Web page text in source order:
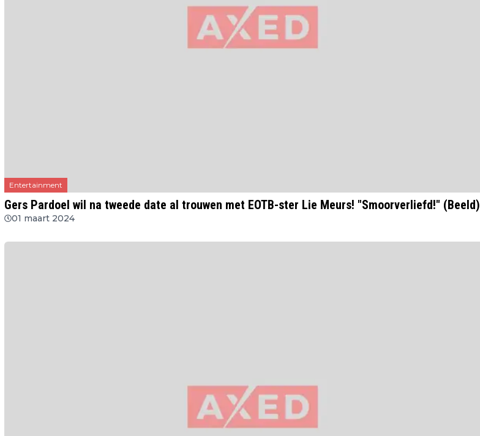
Entertainment
Gers Pardoel wil na tweede date al trouwen met EOTB-ster Lie Meurs! "Smoorverliefd!" (Beeld)
01 maart 2024